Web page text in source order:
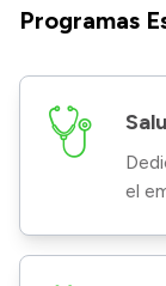
Programas
el